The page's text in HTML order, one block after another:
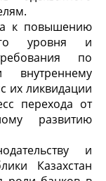
к повышению
уровня и
по
внутреннему
их ликвидации
перехода от
развитию
и
Казахстан